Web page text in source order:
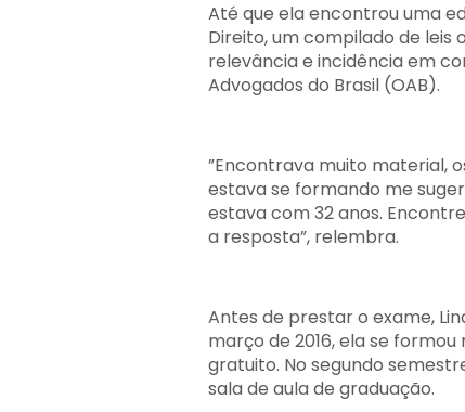
Até que ela encontrou uma
Direito, um compilado de leis
relevância e incidência em
Advogados do Brasil (OAB).
”Encontrava muito material,
estava se formando me
estava com 32 anos.
a resposta”, relembra.
Antes de prestar o exame,
março de 2016, ela se
gratuito. No segundo
sala de aula de graduação.